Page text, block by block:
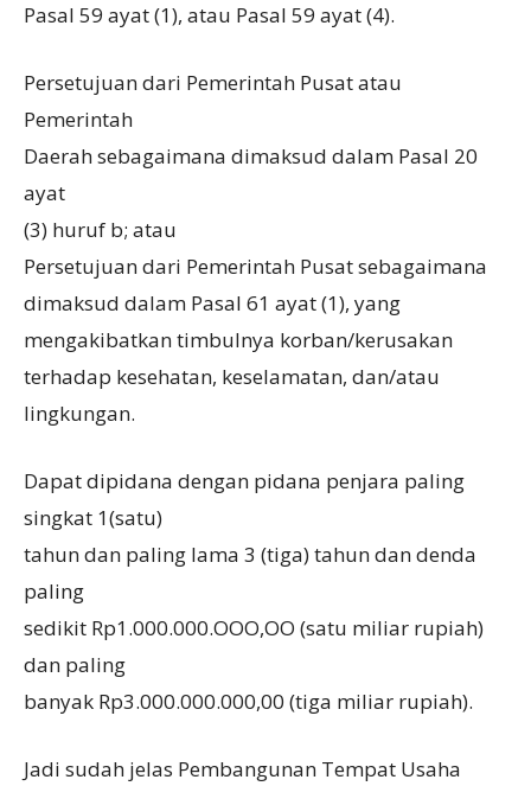
Pasal 59 ayat (1), atau Pasal 59 ayat (4).
Persetujuan dari Pemerintah Pusat atau
Pemerintah
Daerah sebagaimana dimaksud dalam Pasal 20
ayat
(3) huruf b; atau
Persetujuan dari Pemerintah Pusat sebagaimana
dimaksud dalam Pasal 61 ayat (1), yang
mengakibatkan timbulnya korban/kerusakan
terhadap kesehatan, keselamatan, dan/atau
lingkungan.
Dapat dipidana dengan pidana penjara paling
singkat 1(satu)
tahun dan paling lama 3 (tiga) tahun dan denda
paling
sedikit Rp1.000.000.OOO,OO (satu miliar rupiah)
dan paling
banyak Rp3.000.000.000,00 (tiga miliar rupiah).
Jadi sudah jelas Pembangunan Tempat Usaha